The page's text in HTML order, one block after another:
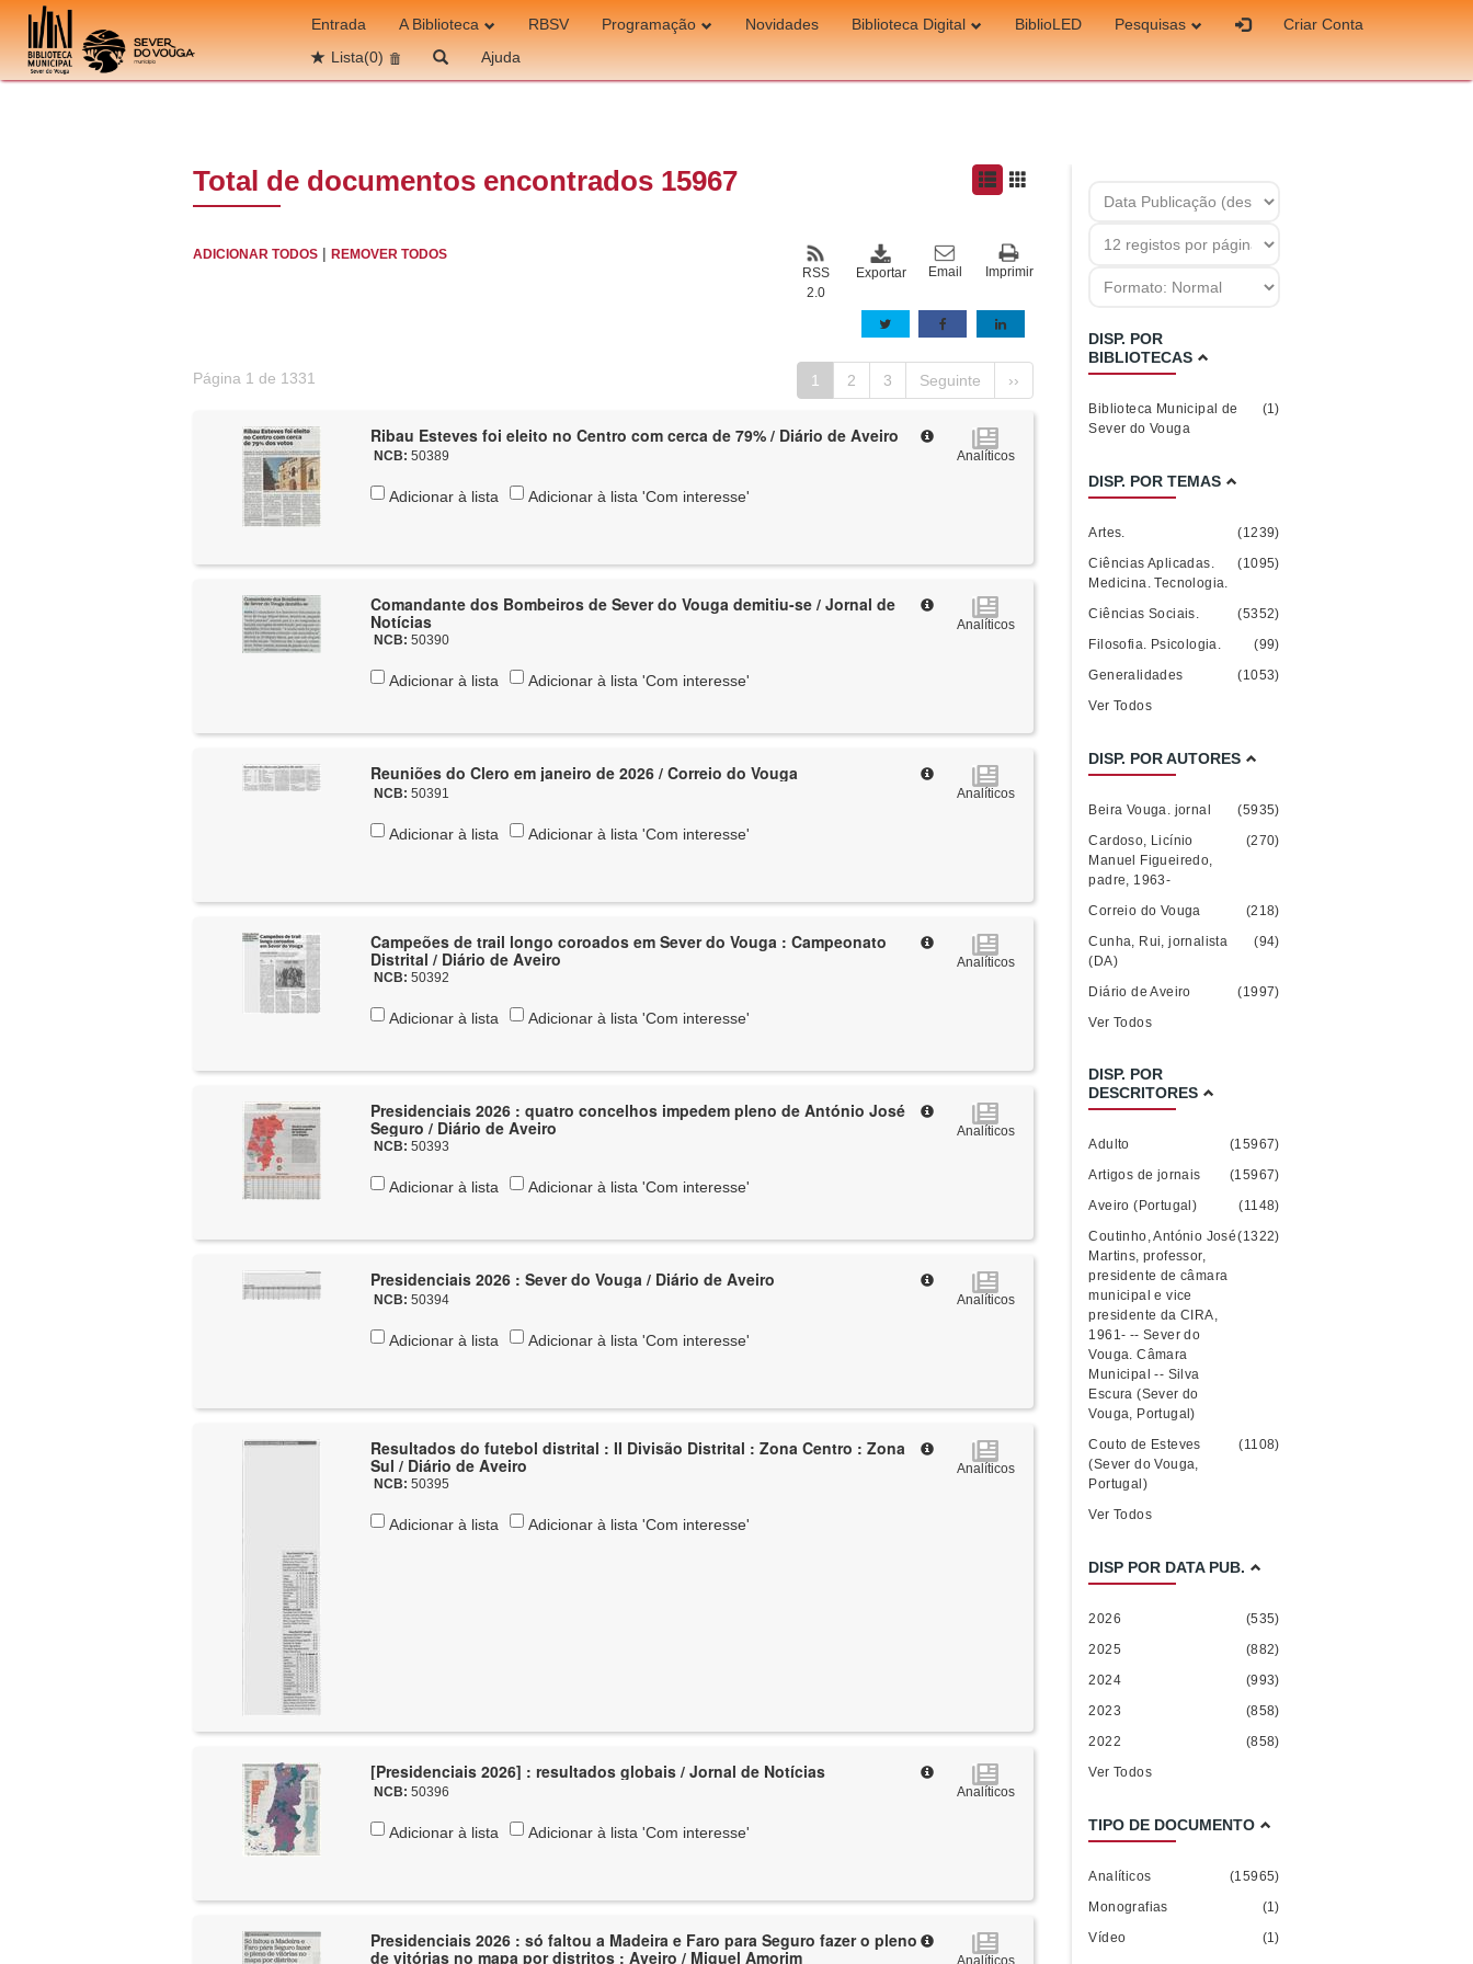
Ir para o conteúdo
Entrada A Biblioteca RBSV Programação Novidades Biblioteca Digital BiblioLED Pesquisas
Criar Conta
Lista(0) Ajuda
Total de documentos encontrados 15967
ADICIONAR TODOS |REMOVER TODOS
Imprimir
Email
Exportar
RSS
2.0
Página 1 de 1331 1 2 3 Seguinte ››
Ribau Esteves foi eleito no Centro com cerca de 79% / Diário de Aveiro
NCB:50389 Analíticos
Adicionar à lista Adicionar à lista 'Com interesse'
Comandante dos Bombeiros de Sever do Vouga demitiu-se / Jornal de
Notícias
NCB:50390
Analíticos
Adicionar à lista Adicionar à lista 'Com interesse'
Reuniões do Clero em janeiro de 2026 / Correio do Vouga
NCB:50391 Analíticos
Adicionar à lista Adicionar à lista 'Com interesse'
Campeões de trail longo coroados em Sever do Vouga : Campeonato
Distrital / Diário de Aveiro
NCB:50392
Analíticos
Adicionar à lista Adicionar à lista 'Com interesse'
Presidenciais 2026 : quatro concelhos impedem pleno de António José
Seguro / Diário de Aveiro
NCB:50393
Analíticos
Adicionar à lista Adicionar à lista 'Com interesse'
Presidenciais 2026 : Sever do Vouga / Diário de Aveiro
NCB:50394 Analíticos
Adicionar à lista Adicionar à lista 'Com interesse'
Resultados do futebol distrital : II Divisão Distrital : Zona Centro : Zona
Sul / Diário de Aveiro
NCB:50395
Analíticos
Adicionar à lista Adicionar à lista 'Com interesse'
[Presidenciais 2026] : resultados globais / Jornal de Notícias
NCB:50396 Analíticos
Adicionar à lista Adicionar à lista 'Com interesse'
Presidenciais 2026 : só faltou a Madeira e Faro para Seguro fazer o pleno
de vitórias no mapa por distritos : Aveiro / Miguel Amorim
Analíticos
DISP. POR
BIBLIOTECAS
Biblioteca Municipal de
Sever do Vouga
(1)
DISP. POR TEMAS
Artes.
(1239)
Ciências Aplicadas.
Medicina. Tecnologia.
(1095)
Ciências Sociais.
(5352)
Filosofia. Psicologia.
(99)
Generalidades
(1053)
Ver Todos
DISP. POR AUTORES
Beira Vouga. jornal
(5935)
Cardoso, Licínio
Manuel Figueiredo,
padre, 1963-
(270)
Correio do Vouga
(218)
Cunha, Rui, jornalista
(DA)
(94)
Diário de Aveiro
(1997)
Ver Todos
DISP. POR
DESCRITORES
Adulto
(15967)
Artigos de jornais
(15967)
Aveiro (Portugal)
(1148)
Coutinho, António José
Martins, professor,
presidente de câmara
municipal e vice
presidente da CIRA,
1961- -- Sever do
Vouga. Câmara
Municipal -- Silva
Escura (Sever do
Vouga, Portugal)
(1322)
Couto de Esteves
(Sever do Vouga,
Portugal)
(1108)
Ver Todos
DISP POR DATA PUB.
2026
(535)
2025
(882)
2024
(993)
2023
(858)
2022
(858)
Ver Todos
TIPO DE DOCUMENTO
Analíticos
(15965)
Monografias
(1)
Vídeo
(1)